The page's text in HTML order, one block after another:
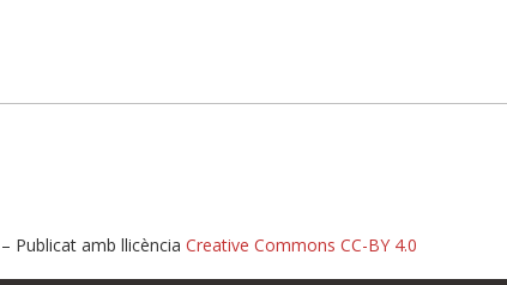
– Publicat amb llicència Creative Commons CC-BY 4.0